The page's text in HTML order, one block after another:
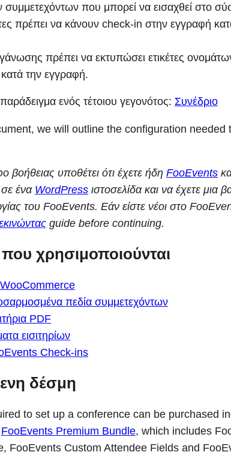
συμμετεχόντων που μπορεί να εισαχθεί στο
πρέπει να κάνουν check-in στην εγγραφή
πρέπει να εκτυπώσει ετικέτες
την εγγραφή.
ενός τέτοιου γεγονότος: Συνέδριο
we will outline the configuration needed
βοήθειας υποθέτει ότι έχετε ήδη FooEvents
ένα WordPress ιστοσελίδα και να έχετε μια
του FooEvents. Εάν είστε νέοι στο
guide before continuing.
χρησιμοποιούνται
πεδία συμμετεχόντων
PDF
εισιτηρίων
Check-ins
δέσμη
to set up a conference can be purchased
FooEvents Premium Bundle, which includes
FooEvents Custom Attendee Fields and